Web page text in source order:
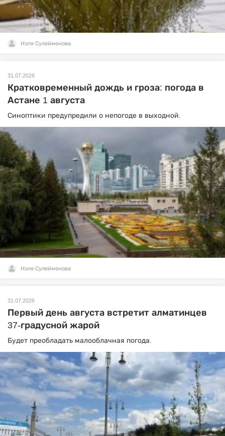
Нэля Сулейменова
31.07.2026
Кратковременный дождь и гроза: погода в
Астане 1 августа
Синоптики предупредили о непогоде в выходной.
Нэля Сулейменова
31.07.2026
Первый день августа встретит алматинцев
37-градусной жарой
Будет преобладать малооблачная погода.